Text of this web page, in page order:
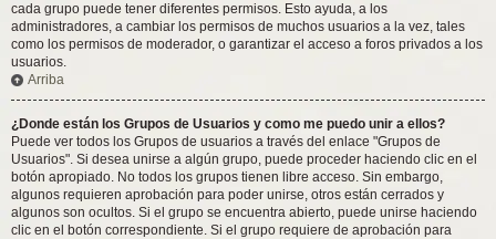
cada grupo puede tener diferentes permisos. Esto ayuda, a los
administradores, a cambiar los permisos de muchos usuarios a la vez, tales
como los permisos de moderador, o garantizar el acceso a foros privados a los
usuarios.
Arriba
¿Donde están los Grupos de Usuarios y como me puedo unir a ellos?
Puede ver todos los Grupos de usuarios a través del enlace "Grupos de
Usuarios". Si desea unirse a algún grupo, puede proceder haciendo clic en el
botón apropiado. No todos los grupos tienen libre acceso. Sin embargo,
algunos requieren aprobación para poder unirse, otros están cerrados y
algunos son ocultos. Si el grupo se encuentra abierto, puede unirse haciendo
clic en el botón correspondiente. Si el grupo requiere de aprobación para